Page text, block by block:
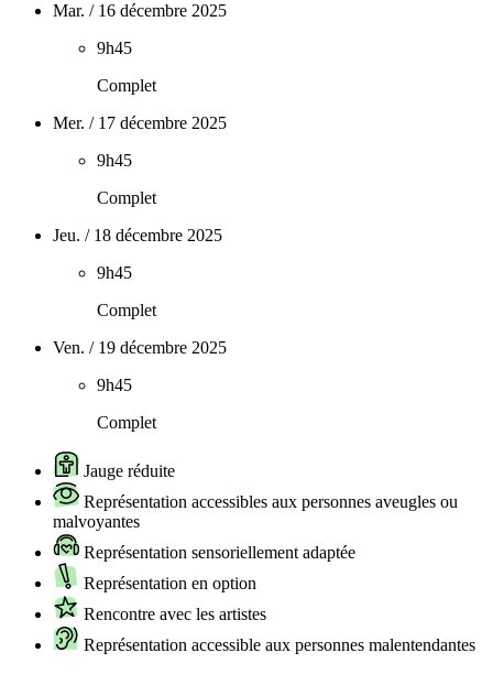
Mar. / 16 décembre 2025
9h45
Complet
Mer. / 17 décembre 2025
9h45
Complet
Jeu. / 18 décembre 2025
9h45
Complet
Ven. / 19 décembre 2025
9h45
Complet
Jauge réduite
Représentation accessibles aux personnes aveugles ou
malvoyantes
Représentation sensoriellement adaptée
Représentation en option
Rencontre avec les artistes
Représentation accessible aux personnes malentendantes